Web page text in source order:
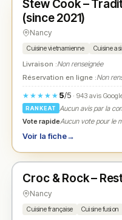
★ N° 1
Stew Cook –
(since 2021)
Nancy
Cuisine vietnamienne Cuisine
Livraison :Non renseignée
Réservation en ligne :Non
★★★★★ 5/5· 943 avis
RANKEAT
Aucun avis par la
Vote rapideAucun vote pour le
Voir la fiche→
★ N° 2
Croc & Rock –
Nancy
Cuisine française Cuisine fusion